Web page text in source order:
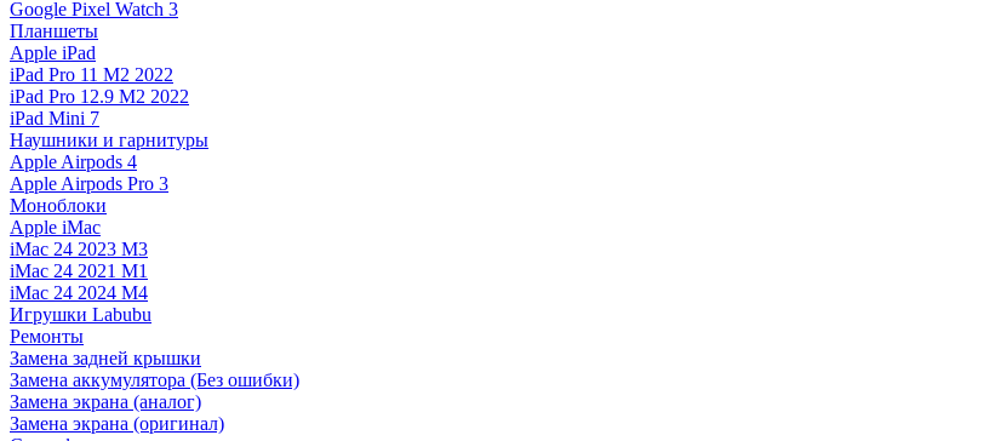
Google Pixel Watch 3
Планшеты
Apple iPad
iPad Pro 11 M2 2022
iPad Pro 12.9 M2 2022
iPad Mini 7
Наушники и гарнитуры
Apple Airpods 4
Apple Airpods Pro 3
Моноблоки
Apple iMac
iMac 24 2023 M3
iMac 24 2021 M1
iMac 24 2024 M4
Игрушки Labubu
Ремонты
Замена задней крышки
Замена аккумулятора (Без ошибки)
Замена экрана (аналог)
Замена экрана (оригинал)